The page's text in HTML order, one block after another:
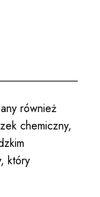
również
chemiczny,
który